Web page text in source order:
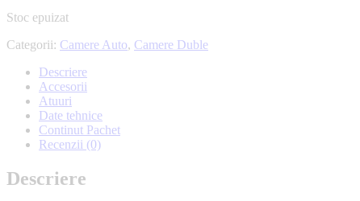
Stoc epuizat
Categorii: Camere Auto, Camere Duble
Descriere
Accesorii
Atuuri
Date tehnice
Continut Pachet
Recenzii (0)
Descriere